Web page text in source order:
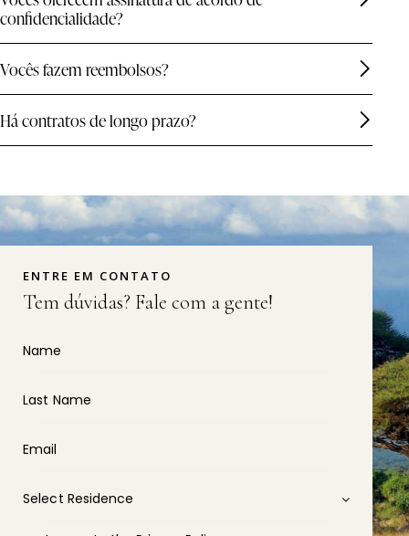
confidencialidade?
Vocês fazem reembolsos?
Há contratos de longo prazo?
ENTRE EM CONTATO
Tem dúvidas? Fale com a gente!